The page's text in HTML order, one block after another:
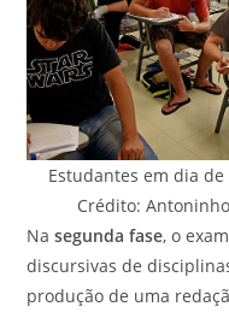
Estudantes em dia
Crédito:
Nasegunda fase, o
discursivas de
produção de uma